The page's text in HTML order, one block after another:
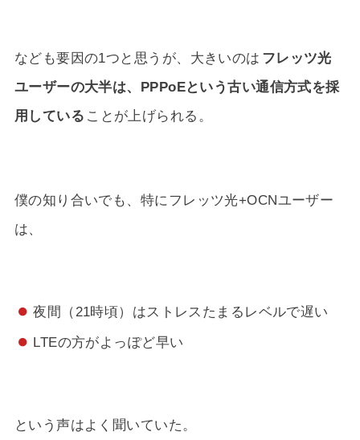
なども要因の1つと思うが、大きいのは フレッツ光
ユーザーの大半は、PPPoEという古い通信方式を採
用している ことが上げられる。
僕の知り合いでも、特にフレッツ光+OCNユーザー
は、
夜間（21時頃）はストレスたまるレベルで遅い
LTEの方がよっぽど早い
という声はよく聞いていた。